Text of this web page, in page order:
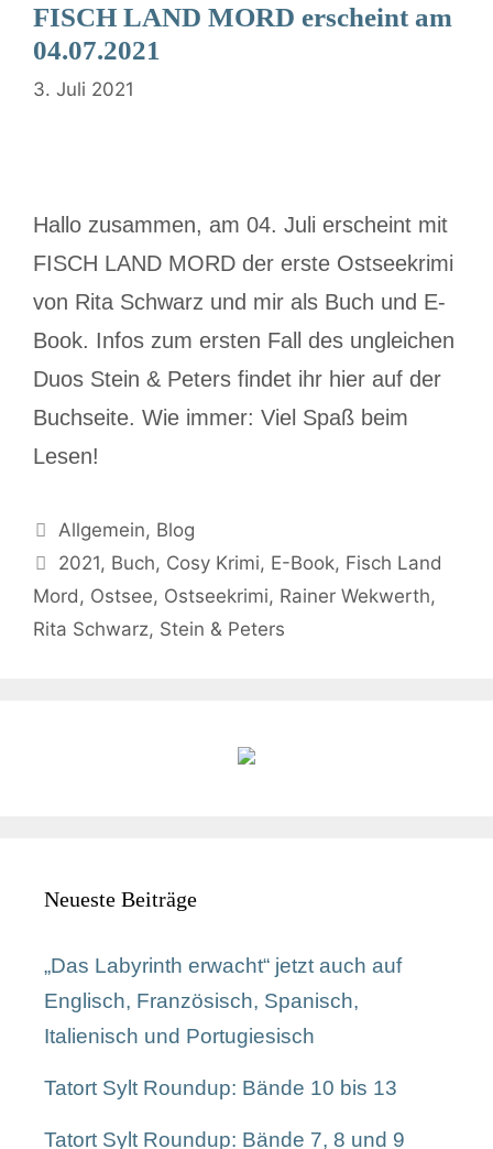
FISCH LAND MORD erscheint am
04.07.2021
3. Juli 2021
Hallo zusammen, am 04. Juli erscheint mit
FISCH LAND MORD der erste Ostseekrimi
von Rita Schwarz und mir als Buch und E-
Book. Infos zum ersten Fall des ungleichen
Duos Stein & Peters findet ihr hier auf der
Buchseite. Wie immer: Viel Spaß beim
Lesen!
Allgemein, Blog
2021, Buch, Cosy Krimi, E-Book, Fisch Land
Mord, Ostsee, Ostseekrimi, Rainer Wekwerth,
Rita Schwarz, Stein & Peters
Neueste Beiträge
„Das Labyrinth erwacht“ jetzt auch auf
Englisch, Französisch, Spanisch,
Italienisch und Portugiesisch
Tatort Sylt Roundup: Bände 10 bis 13
Tatort Sylt Roundup: Bände 7, 8 und 9